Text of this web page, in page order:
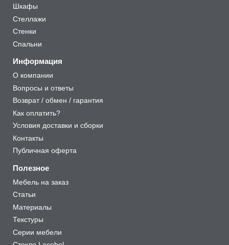
Шкафы
Стеллажи
Стенки
Спальни
Информация
О компании
Вопросы и ответы
Возврат / обмен / гарантия
Как оплатить?
Условия доставки и сборки
Контакты
Публичная оферта
Полезное
Мебель на заказ
Статьи
Материалы
Текстуры
Серии мебели